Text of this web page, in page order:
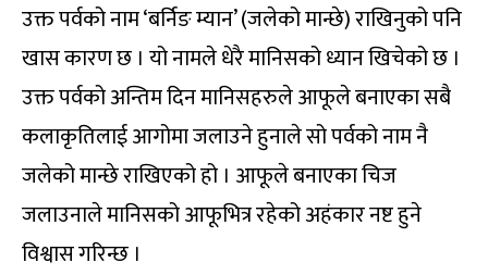
उक्त पर्वको नाम ‘बर्निङ म्यान’ (जलेको मान्छे) राखिनुको पनि
खास कारण छ । यो नामले धेरै मानिसको ध्यान खिचेको छ ।
उक्त पर्वको अन्तिम दिन मानिसहरुले आफूले बनाएका सबै
कलाकृतिलाई आगोमा जलाउने हुनाले सो पर्वको नाम नै
जलेको मान्छे राखिएको हो । आफूले बनाएका चिज
जलाउनाले मानिसको आफूभित्र रहेको अहंकार नष्ट हुने
विश्वास गरिन्छ ।